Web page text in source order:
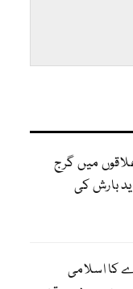
میں گرج
بارش کی
کا اسلامی